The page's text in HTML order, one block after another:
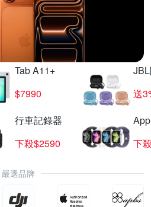
Tab A11+
$7990
送
行車記錄器
下殺$2590
下
嚴選品牌